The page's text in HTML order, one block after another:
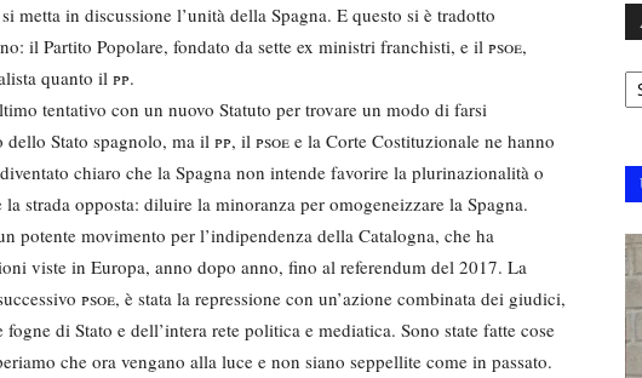
metta in discussione l’unità della Spagna. E questo si è tradotto
il Partito Popolare, fondato da sette ex ministri franchisti, e il psoe,
quanto il pp.
tentativo con un nuovo Statuto per trovare un modo di farsi
dello Stato spagnolo, ma il pp, il psoe e la Corte Costituzionale ne hanno
chiaro che la Spagna non intende favorire la plurinazionalità o
strada opposta: diluire la minoranza per omogeneizzare la Spagna.
potente movimento per l’indipendenza della Catalogna, che ha
viste in Europa, anno dopo anno, fino al referendum del 2017. La
psoe, è stata la repressione con un’azione combinata dei giudici,
di Stato e dell’intera rete politica e mediatica. Sono state fatte cose
che ora vengano alla luce e non siano seppellite come in passato.